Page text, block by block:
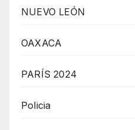
NUEVO LEÓN
OAXACA
PARÍS 2024
Policia